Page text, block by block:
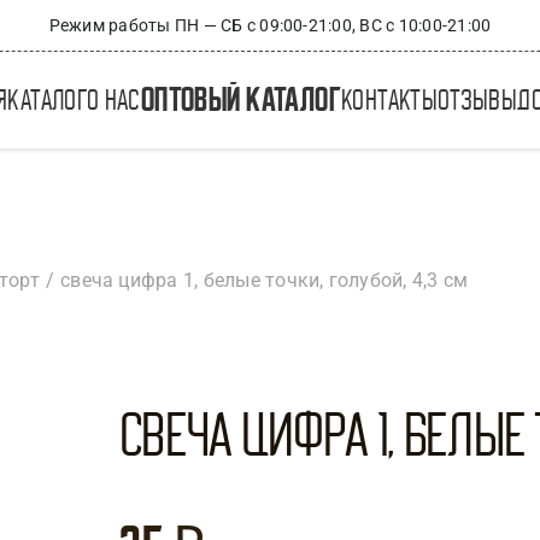
Режим работы ПН — СБ с 09:00-21:00, ВС с 10:00-21:00
каталого насоптовый каталогконтакты отзывы
свеча цифра 1, белые точки, голубой, 4,3 см
Свеча Цифра 1, Белые